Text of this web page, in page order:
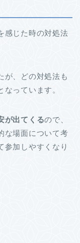
感じた時の対処法
が、どの対処法も
っています。
が出てくるので、
な場面について考
参加しやすくなり